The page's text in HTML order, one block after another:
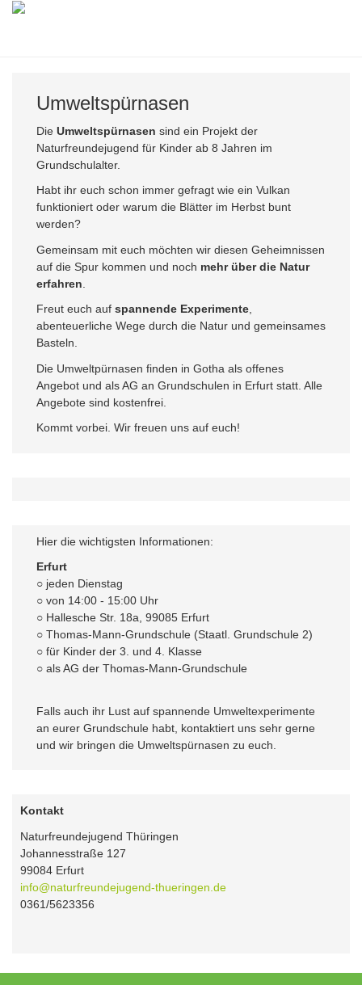
Zum
Umweltspürnasen
Die Umweltspürnasen sind ein Projekt der
Naturfreundejugend für Kinder ab 8 Jahren im
Grundschulalter.
Habt ihr euch schon immer gefragt wie ein Vulkan
funktioniert oder warum die Blätter im Herbst bunt
werden?
Gemeinsam mit euch möchten wir diesen Geheimnissen
auf die Spur kommen und noch mehr über die Natur
erfahren
Freut euch auf spannende Experimente
abenteuerliche Wege durch die Natur und gemeinsames
Basteln.
Die Umweltpürnasen finden in Gotha als offenes
Angebot und als AG an Grundschulen in Erfurt statt. Alle
Angebote sind kostenfrei.
Kommt vorbei. Wir freuen uns auf euch!
Hier die wichtigsten Informationen:
Erfurt
○ jeden Dienstag
○ von 14:00 - 15:00 Uhr
○ Hallesche Str. 18a, 99085 Erfurt
○ Thomas-Mann-Grundschule (Staatl. Grundschule 2)
○ für Kinder der 3. und 4. Klasse
○ als AG der Thomas-Mann-Grundschule
Falls auch ihr Lust auf spannende Umweltexperimente
an eurer Grundschule habt, kontaktiert uns sehr gerne
und wir bringen die Umweltspürnasen zu euch.
Kontakt
Naturfreundejugend Thüringen
Johannesstraße 127
99084 Erfurt
info@naturfreundejugend-thueringen.de
0361/5623356